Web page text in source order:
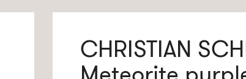
CHRISTIAN